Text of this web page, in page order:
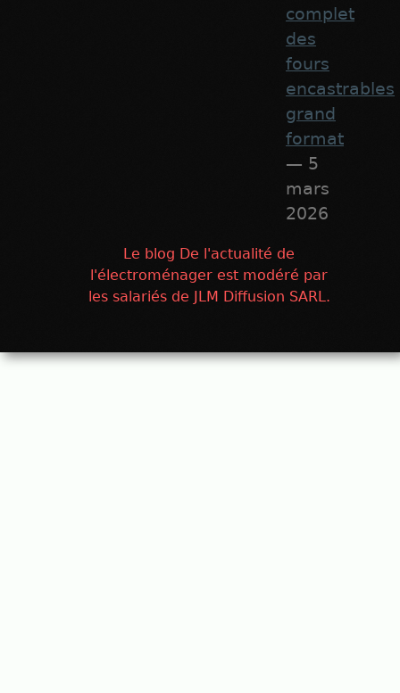
complet
des
fours
encastrables
grand
format
— 5
mars
2026
Le blog De l'actualité de
l'électroménager est modéré par
les salariés de JLM Diffusion SARL.